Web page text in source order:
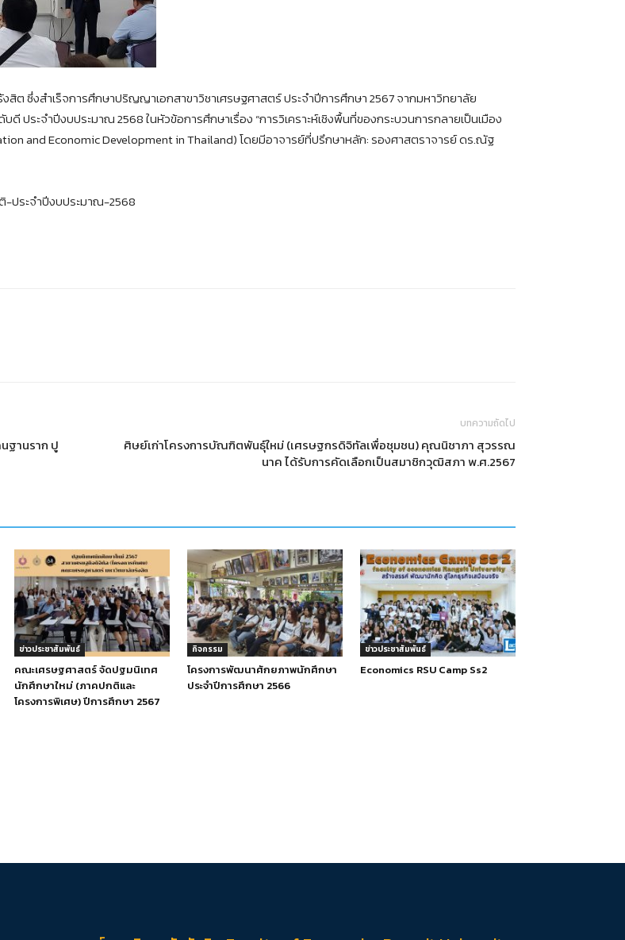
ต ซึ่งสำเร็จการศึกษาปริญญาเอกสาขาวิชาเศรษฐศาสตร์ ประจำปีการศึกษา 2567 จากมหาวิทยาลัย
ประจำปีงบประมาณ 2568 ในหัวข้อการศึกษาเรื่อง “การวิเคราะห์เชิงพื้นที่ของกระบวนการกลายเป็นเมือง
and Economic Development in Thailand) โดยมีอาจารย์ที่ปรึกษาหลัก: รองศาสตราจารย์ ดร.ณัฐ
-ประจำปีงบประมาณ-2568
ฐานราก ปู
บทความถัดไป
ศิษย์เก่าโครงการบัณฑิตพันธุ์ใหม่ (เศรษฐกรดิจิทัลเพื่อชุมชน) คุณนิชาภา สุวรรณ
นาค ได้รับการคัดเลือกเป็นสมาชิกวุฒิสภา พ.ศ.2567
ข่าวประชาสัมพันธ์
คณะเศรษฐศาสตร์ จัดปฐมนิเทศ
นักศึกษาใหม่ (ภาคปกติและ
โครงการพิเศษ) ปีการศึกษา 2567
กิจกรรม
โครงการพัฒนาศักยภาพนักศึกษา
ประจำปีการศึกษา 2566
ข่าวประชาสัมพันธ์
Economics RSU Camp Ss2